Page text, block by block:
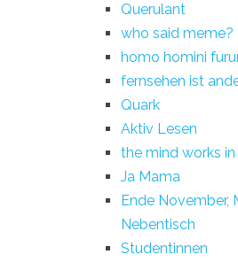
Querulant
who said meme?
homo homini
fernsehen ist
Quark
Aktiv Lesen
the mind works
Ja Mama
Ende
Nebentisch
Studentinnen